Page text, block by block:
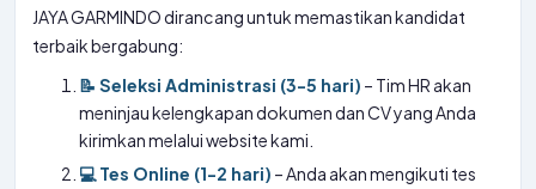
JAYA GARMINDO dirancang untuk memastikan kandidat
terbaik bergabung:
📝 Seleksi Administrasi (3-5 hari) – Tim HR akan
meninjau kelengkapan dokumen dan CV yang Anda
kirimkan melalui website kami.
💻 Tes Online (1-2 hari) – Anda akan mengikuti tes